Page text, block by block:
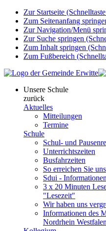
Zur Startseite
Zum Seitenanfang
Zur Navigation/Menü
Zur Suche springen
Zum Inhalt springen
Zum Fußbereich
Unsere Schule
zurück
Aktuelles
Mitteilungen
Termine
Schule
Schul- und
Unterrichtszeiten
Busfahrzeiten
So erreichen Sie uns
Sdui -
3 x 20 Minuten
"Lesezeit"
Wir haben uns
Informationen des
Nordrhein Westfalen